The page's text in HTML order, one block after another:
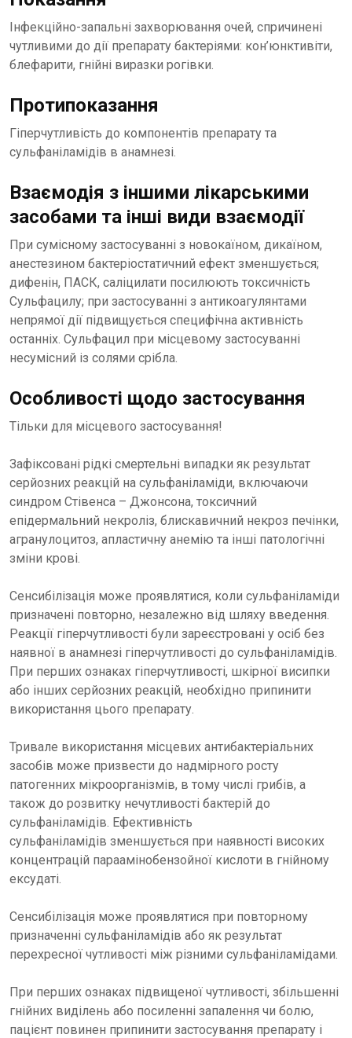
Інфекційно-запальні захворювання очей, спричинені
чутливими до дії препарату бактеріями: кон’юнктивіти,
блефарити, гнійні виразки рогівки.
Протипоказання
Гіперчутливість до компонентів препарату та
сульфаніламідів в анамнезі.
Взаємодія з іншими лікарськими
засобами та інші види взаємодії
При сумісному застосуванні з новокаїном, дикаїном,
анестезином бактеріостатичний ефект зменшується;
дифенін, ПАСК, саліцилати посилюють токсичність
Сульфацилу; при застосуванні з антикоагулянтами
непрямої дії підвищується специфічна активність
останніх. Сульфацил при місцевому застосуванні
несумісний із солями срібла.
Особливості щодо застосування
Тільки для місцевого застосування!
Зафіксовані рідкі смертельні випадки як результат
серйозних реакцій на сульфаніламіди, включаючи
синдром Стівенса – Джонсона, токсичний
епідермальний некроліз, блискавичний некроз печінки,
агранулоцитоз, апластичну анемію та інші патологічні
зміни крові.
Сенсибілізація може проявлятися, коли сульфаніламіди
призначені повторно, незалежно від шляху введення.
Реакції гіперчутливості були зареєстровані у осіб без
наявної в анамнезі гіперчутливості до сульфаніламідів.
При перших ознаках гіперчутливості, шкірної висипки
або інших серйозних реакцій, необхідно припинити
використання цього препарату.
Тривале використання місцевих антибактеріальних
засобів може призвести до надмірного росту
патогенних мікроорганізмів, в тому числі грибів, а
також до розвитку нечутливості бактерій до
сульфаніламідів. Ефективність
сульфаніламідів зменшується при наявності високих
концентрацій параамінобензойної кислоти в гнійному
ексудаті.
Сенсибілізація може проявлятися при повторному
призначенні сульфаніламідів або як результат
перехресної чутливості між різними сульфаніламідами.
При перших ознаках підвищеної чутливості, збільшенні
гнійних виділень або посиленні запалення чи болю,
пацієнт повинен припинити застосування препарату і